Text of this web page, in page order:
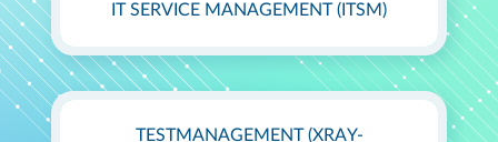
IT SERVICE MANAGEMENT (ITSM)
TESTMANAGEMENT (XRAY-